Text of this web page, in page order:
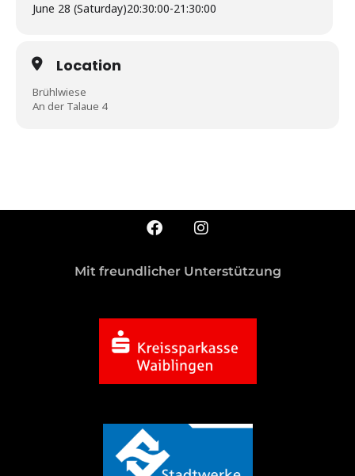
June 28 (Saturday)20:30:00-21:30:00
Location
Brühlwiese
An der Talaue 4
Mit freundlicher Unterstützung